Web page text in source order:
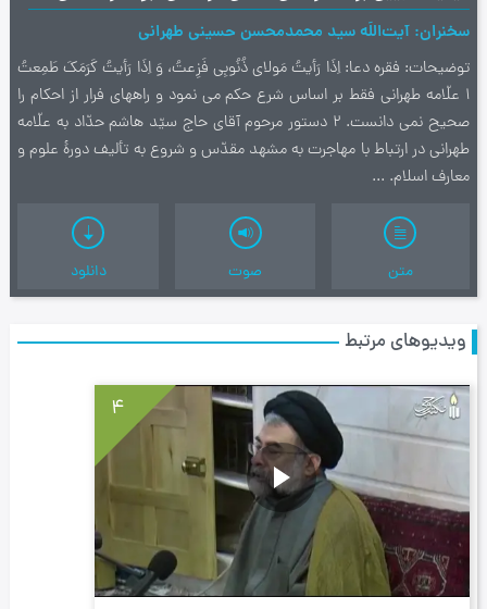
سخنران آیت‌اللَه سید محمدمحسن حسینی طهرانی
توضیحات فقره دعا: اِذَا رَأيتُ مَولاي ذُنُوبِي فَزِعتُ، وَ اِذَا رَأيتُ كَرَمَكَ طَمِعتُ
1 علّامه طهرانی فقط بر اساس شرع حکم می نمود و راههای فرار از احکام را
صحیح نمی دانست. 2 دستور مرحوم آقای حاج سیّد هاشم حدّاد به علّامه
طهرانی در ارتباط با مهاجرت به مشهد مقدّس و شروع به تألیف دورۀ علوم و
معارف اسلام. ...
متن صوت دانلود
ویدیوهای مرتبط
4